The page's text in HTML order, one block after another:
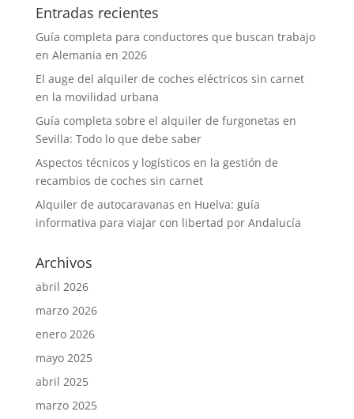
Entradas recientes
Guía completa para conductores que buscan trabajo
en Alemania en 2026
El auge del alquiler de coches eléctricos sin carnet
en la movilidad urbana
Guía completa sobre el alquiler de furgonetas en
Sevilla: Todo lo que debe saber
Aspectos técnicos y logísticos en la gestión de
recambios de coches sin carnet
Alquiler de autocaravanas en Huelva: guía
informativa para viajar con libertad por Andalucía
Archivos
abril 2026
marzo 2026
enero 2026
mayo 2025
abril 2025
marzo 2025